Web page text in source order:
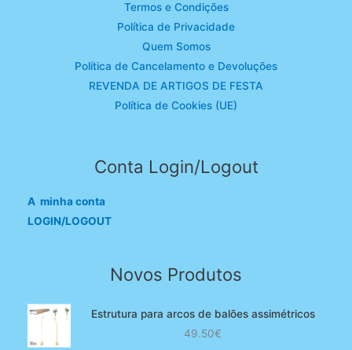
Termos e Condições
Política de Privacidade
Quem Somos
Política de Cancelamento e Devoluções
REVENDA DE ARTIGOS DE FESTA
Política de Cookies (UE)
Conta Login/Logout
A minha conta
LOGIN/LOGOUT
Novos Produtos
Estrutura para arcos de balões assimétricos
49.50€